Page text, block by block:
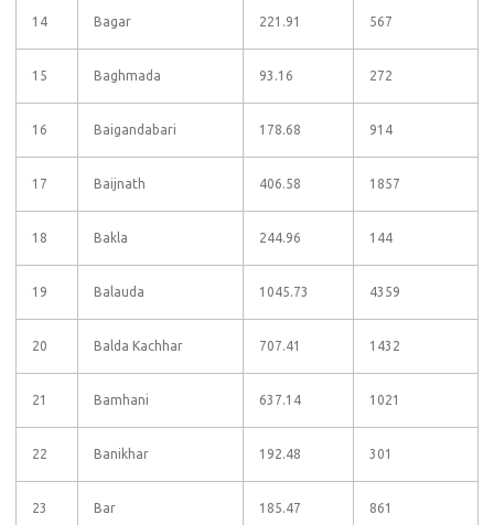
14 Bagar 221.91 567
15 Baghmada 93.16 272
16 Baigandabari 178.68 914
17 Baijnath 406.58 1857
18 Bakla 244.96 144
19 Balauda 1045.73 4359
20 Balda Kachhar 707.41 1432
21 Bamhani 637.14 1021
22 Banikhar 192.48 301
23 Bar 185.47 861